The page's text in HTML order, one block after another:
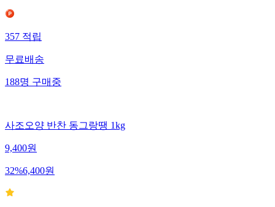
357적립
무료배송
188명구매중
사조오양 반찬 동그랑땡 1kg
9,400원
32%6,400원